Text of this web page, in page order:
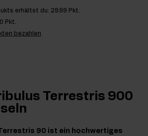
erhältst du: 29.99 Pkt.
Pkt.
bezahlen
Terrestris 900
90 ist ein hochwertiges